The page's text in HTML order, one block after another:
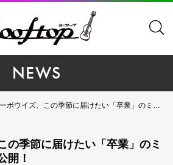
NEWS
ウイズ、この季節に届けたい「卒業」のミュージックビデオ公開！
の季節に届けたい「卒業」のミ
開！